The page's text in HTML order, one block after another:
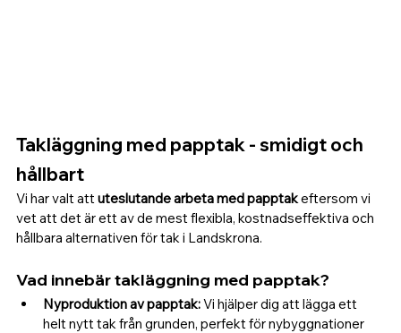
Takläggning med papptak - smidigt och
hållbart
Vi har valt att uteslutande arbeta med papptak eftersom vi
vet att det är ett av de mest flexibla, kostnadseffektiva och
hållbara alternativen för tak i Landskrona.
Vad innebär takläggning med papptak?
Nyproduktion av papptak: Vi hjälper dig att lägga ett
helt nytt tak från grunden, perfekt för nybyggnationer